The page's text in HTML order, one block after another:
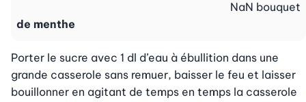
de menthe
NaN bouquet
Porter le sucre avec 1 dl d’eau à ébullition dans une
grande casserole sans remuer, baisser le feu et laisser
bouillonner en agitant de temps en temps la casserole